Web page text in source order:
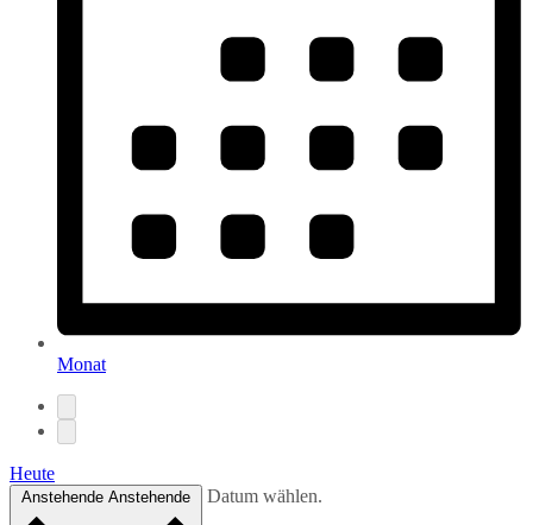
Monat
Heute
Anstehende Anstehende Datum wählen.